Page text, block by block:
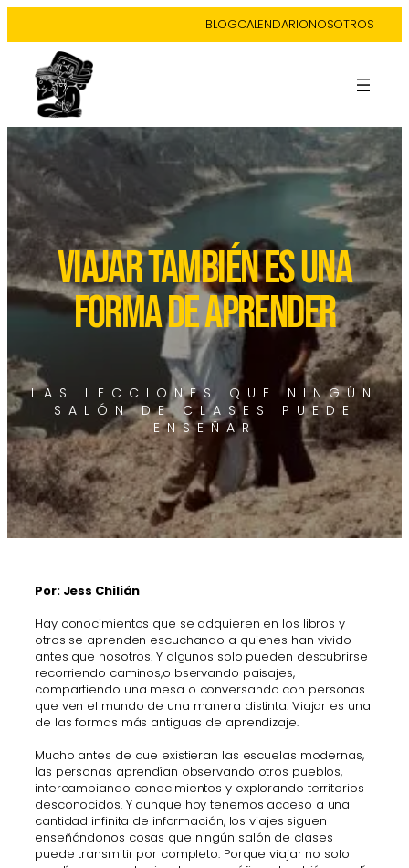
BLOGCALENDARIONOSOTROS
VIAJAR TAMBIÉN ES UNA
FORMA DE APRENDER
LAS LECCIONES QUE NINGÚN
SALÓN DE CLASES PUEDE
ENSEÑAR
Por: Jess Chilián
Hay conocimientos que se adquieren en los libros y
otros se aprenden escuchando a quienes han vivido
antes que nosotros. Y algunos solo pueden descubrirse
recorriendo caminos,o bservando paisajes,
compartiendo una mesa o conversando con personas
que ven el mundo de una manera distinta. Viajar es una
de las formas más antiguas de aprendizaje.
Mucho antes de que existieran las escuelas modernas,
las personas aprendían observando otros pueblos,
intercambiando conocimientos y explorando territorios
desconocidos. Y aunque hoy tenemos acceso a una
cantidad infinita de información, los viajes siguen
enseñándonos cosas que ningún salón de clases
puede transmitir por completo. Porque viajar no solo